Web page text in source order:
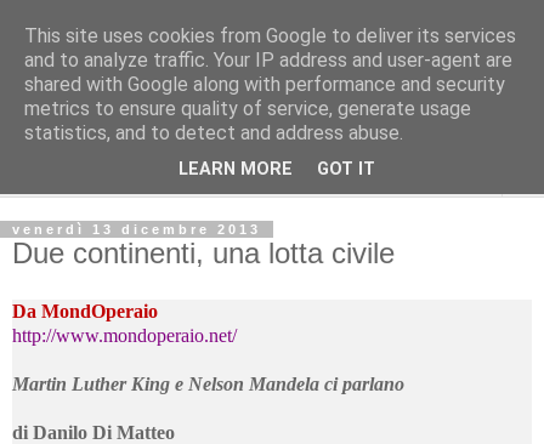
L'Avvenire dei lavoratori
Cultura
venerdì 13 dicembre 2013
Due continenti, una lotta civile
Da MondOperaio
http://www.mondoperaio.net/
Martin Luther King e Nelson Mandela ci parlano
di Danilo Di Matteo
This site uses cookies from Google to deliver its services
and to analyze traffic. Your IP address and user-agent are
shared with Google along with performance and security
metrics to ensure quality of service, generate usage
statistics, and to detect and address abuse.
LEARN MORE GOT IT